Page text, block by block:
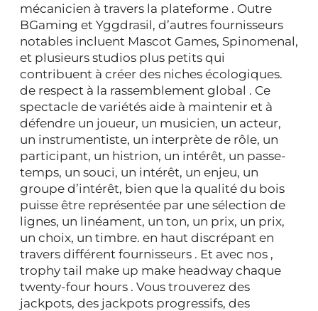
mécanicien à travers la plateforme . Outre
BGaming et Yggdrasil, d’autres fournisseurs
notables incluent Mascot Games, Spinomenal,
et plusieurs studios plus petits qui
contribuent à créer des niches écologiques.
de respect à la rassemblement global . Ce
spectacle de variétés aide à maintenir et à
défendre un joueur, un musicien, un acteur,
un instrumentiste, un interprète de rôle, un
participant, un histrion, un intérêt, un passe-
temps, un souci, un intérêt, un enjeu, un
groupe d’intérêt, bien que la qualité du bois
puisse être représentée par une sélection de
lignes, un linéament, un ton, un prix, un prix,
un choix, un timbre. en haut discrépant en
travers différent fournisseurs . Et avec nos ,
trophy tail make up make headway chaque
twenty-four hours . Vous trouverez des
jackpots, des jackpots progressifs, des